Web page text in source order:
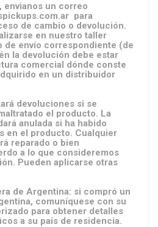
envianos un correo
para
de cambio o devolución.
en nuestro taller
de envío correspondiente (de
la devolución debe estar
comercial dónde conste
en un distribuidor
devoluciones si se
el producto. La
anulada si ha habido
en el producto. Cualquier
reparado o bien
a lo que consideremos
Pueden aplicarse otras
de Argentina: si compró un
comuníquese con su
para obtener detalles
a su país de residencia.